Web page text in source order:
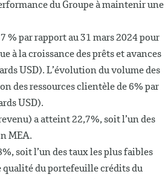
du Groupe à maintenir une
% par rapport au 31 mars 2024 pour
à la croissance des prêts et avances
USD). L’évolution du volume des
des ressources clientèle de 6% par
USD).
a atteint 22,7%, soit l’un des
MEA.
soit l’un des taux les plus faibles
du portefeuille crédits du